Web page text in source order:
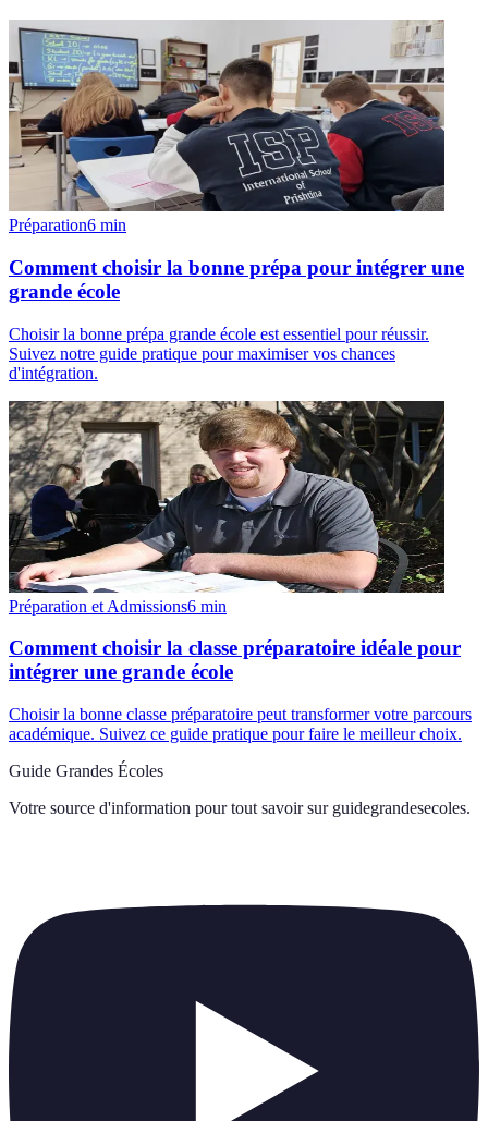
Préparation6 min
Comment choisir la bonne prépa pour intégrer une
grande école
Choisir la bonne prépa grande école est essentiel pour réussir.
Suivez notre guide pratique pour maximiser vos chances
d'intégration.
Préparation et Admissions6 min
Comment choisir la classe préparatoire idéale pour
intégrer une grande école
Choisir la bonne classe préparatoire peut transformer votre parcours
académique. Suivez ce guide pratique pour faire le meilleur choix.
Guide Grandes Écoles
Votre source d'information pour tout savoir sur guidegrandesecoles.